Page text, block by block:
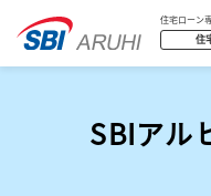
住宅ローン
住
SBIアル